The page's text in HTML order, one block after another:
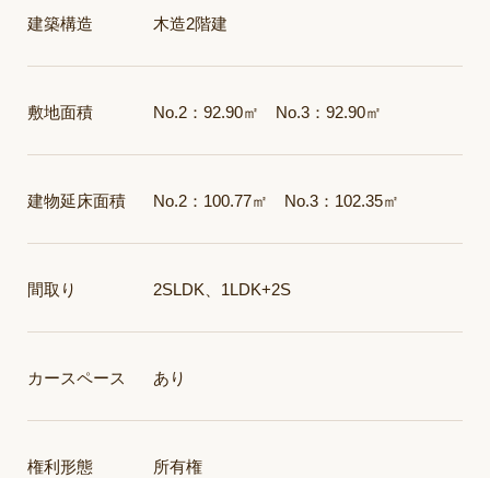
建築構造 木造2階建
敷地面積 No.2：92.90㎡ No.3：92.90㎡
建物延床面積 No.2：100.77㎡ No.3：102.35㎡
間取り 2SLDK、1LDK+2S
カースペース あり
権利形態 所有権